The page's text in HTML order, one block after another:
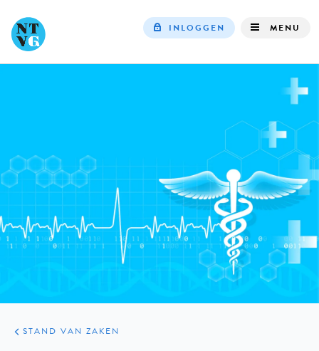
navigation
INLOGGEN MENU
ARTIKELEN
PRAKTIJK
STAND VAN ZAKEN